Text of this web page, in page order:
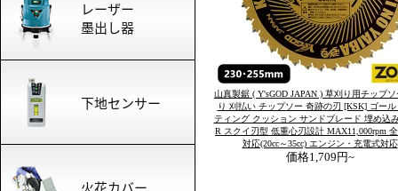
山真製鋸 ( Y'sGOD JAPAN ) 草刈り用チップ
り 刈払い チップソー 奇跡の刃 [KSK] ゴール
ティング クッション サンドブレード 埋め込
R スクイ刃型 低重心刃設計 MAX11,000rpm
対応(20cc～35cc) エンジン・充電式対応
価格1,709円~